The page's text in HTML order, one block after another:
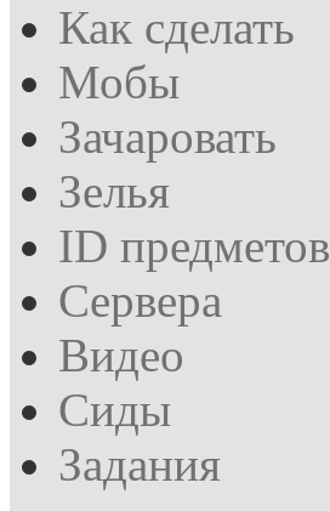
Как сделать
Мобы
Зачаровать
Зелья
ID предметов
Сервера
Видео
Сиды
Задания